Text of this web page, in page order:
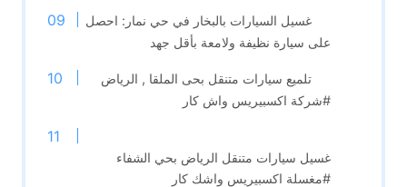
غسيل السيارات بالبخار في حي نمار: احصل
على سيارة نظيفة ولامعة بأقل جهد
تلميع سيارات متنقل بحى الملقا , الرياض
#شركة اكسبيريس واش كار
غسيل سيارات متنقل الرياض بحي الشفاء
#مغسلة اكسبيريس واشك كار